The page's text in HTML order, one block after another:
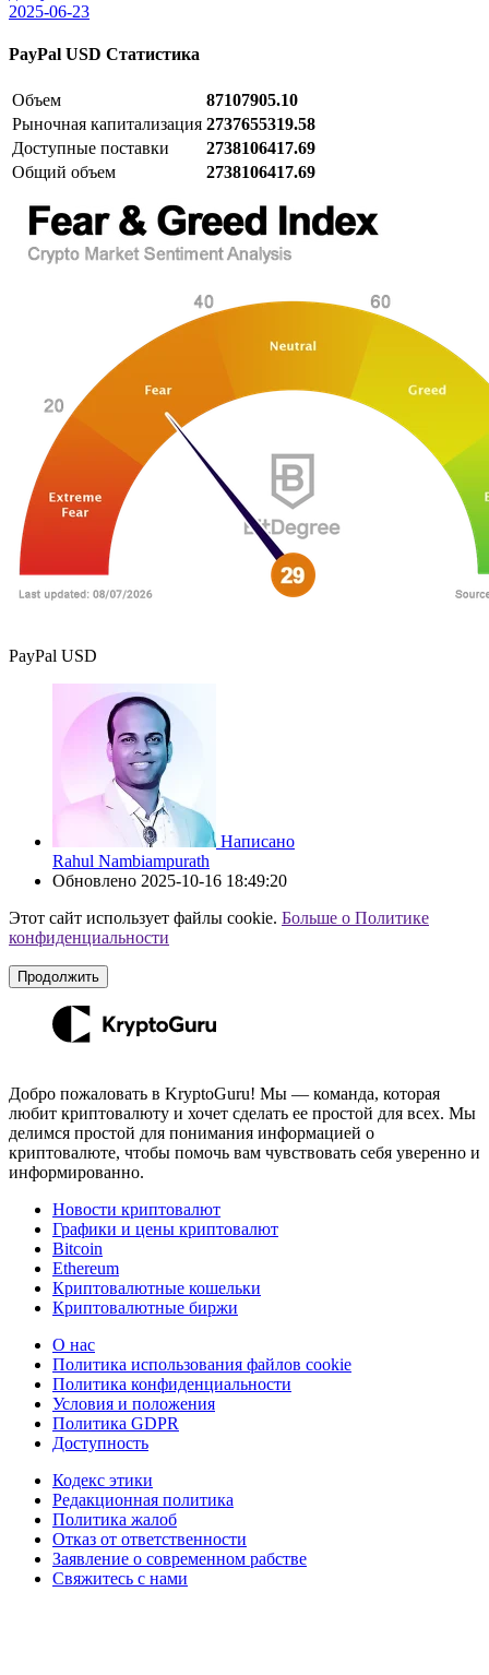
2025-06-23
PayPal USD Статистика
Объем
87107905.10
Рыночная капитализация 2737655319.58
Доступные поставки
2738106417.69
Общий объем
2738106417.69
PayPal USD
Написано
Rahul Nambiampurath
Обновлено 2025-10-16 18:49:20
Этот сайт использует файлы cookie. Больше о Политике
конфиденциальности
Продолжить
Добро пожаловать в KryptoGuru! Мы — команда, которая
любит криптовалюту и хочет сделать ее простой для всех. Мы
делимся простой для понимания информацией о
криптовалюте, чтобы помочь вам чувствовать себя уверенно и
информированно.
Новости криптовалют
Графики и цены криптовалют
Bitcoin
Ethereum
Криптовалютные кошельки
Криптовалютные биржи
О нас
Политика использования файлов cookie
Политика конфиденциальности
Условия и положения
Политика GDPR
Доступность
Кодекс этики
Редакционная политика
Политика жалоб
Отказ от ответственности
Заявление о современном рабстве
Свяжитесь с нами